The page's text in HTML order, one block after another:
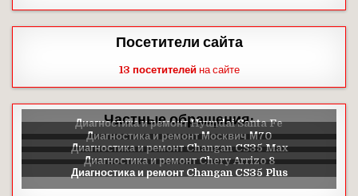
Посетители сайта
13 посетителейна сайте
Частные обращения: